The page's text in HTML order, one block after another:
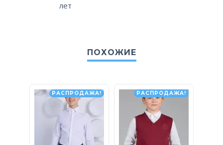
лет
ПОХОЖИЕ
РАСПРОДАЖА! РАСПРОДАЖА!